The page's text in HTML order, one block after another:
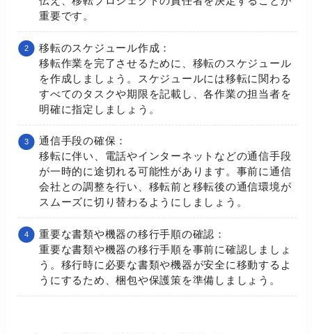
重要です。
移転のスケジュール作成：
移転作業を完了させるために、移転のスケジュール
を作成しましょう。スケジュールには移転に関わる
すべてのタスクや期限を記載し、各作業の担当者を
明確に指定しましょう。
通信手段の確保：
移転に伴い、電話やインターネットなどの通信手段
が一時的に途切れる可能性があります。事前に通信
会社との調整を行い、移転前と移転後の通信環境が
スムーズに切り替わるようにしましょう。
重要な書類や機器の移行手順の確認：
重要な書類や機器の移行手順を事前に確認しましょ
う。移行時に必要な書類や機器が安全に移動するよ
うにするため、梱包や保護策を準備しましょう。